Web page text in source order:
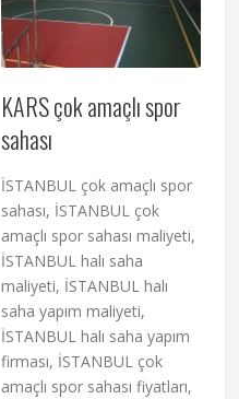
KARS çok amaçlı spor
sahası
İSTANBUL çok amaçlı spor
sahası, İSTANBUL çok
amaçlı spor sahası maliyeti,
İSTANBUL halı saha
maliyeti, İSTANBUL halı
saha yapım maliyeti,
İSTANBUL halı saha yapım
firması, İSTANBUL çok
amaçlı spor sahası fiyatları,